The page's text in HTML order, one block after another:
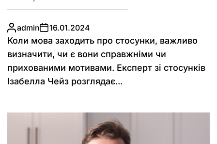
admin 16.01.2024
Коли мова заходить про стосунки, важливо
визначити, чи є вони справжніми чи
прихованими мотивами. Експерт зі стосунків
Ізабелла Чейз розглядає...